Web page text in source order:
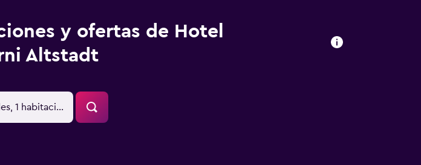
y ofertas de Hotel
Altstadt
1 habitación